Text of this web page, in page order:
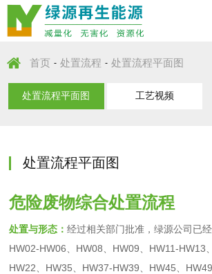
首页 - 处置流程 - 处置流程平面图
处置流程平面图 工艺视频
处置流程平面图
危险废物综合处置流程
处置与形态：经过相关部门批准，绿源公司已
HW02-HW06、HW08、HW09、HW11-HW13
HW22、HW35、HW37-HW39、HW45、